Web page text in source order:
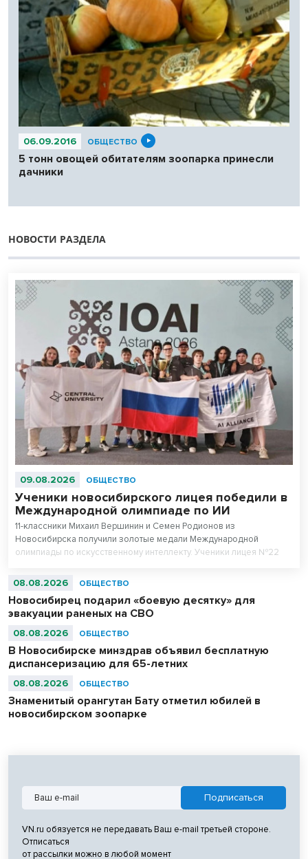
06.09.2016 ОБЩЕСТВО
5 тонн овощей обитателям зоопарка принесли
дачники
НОВОСТИ РАЗДЕЛА
09.08.2026 ОБЩЕСТВО
Ученики новосибирского лицея победили в
Международной олимпиаде по ИИ
11-классники Михаил Вершинин и Семен Родионов из
Новосибирска получили золотые медали Международной
олимпиады по искусственному интеллекту. Ученики лицея №22
абсолютными чемпионами соревнований.
08.08.2026 ОБЩЕСТВО
Новосибирец подарил «боевую десятку» для
эвакуации раненых на СВО
08.08.2026 ОБЩЕСТВО
В Новосибирске минздрав объявил бесплатную
диспансеризацию для 65-летних
08.08.2026 ОБЩЕСТВО
Знаменитый орангутан Бату отметил юбилей в
новосибирском зоопарке
VN.ru обязуется не передавать Ваш e-mail третьей стороне.
Отписаться
от рассылки можно в любой момент